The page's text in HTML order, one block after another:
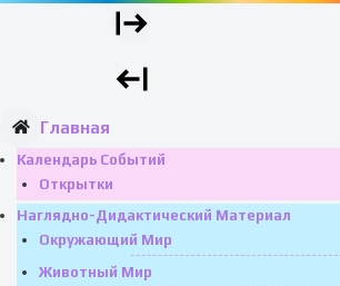
Главная
Календарь Событий
Открытки
Наглядно-Дидактический Материал
Окружающий Мир
Животный Мир